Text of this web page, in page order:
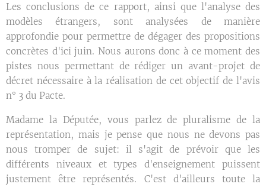
Les conclusions de ce rapport, ainsi que l'analyse des
modèles étrangers, sont analysées de manière
approfondie pour permettre de dégager des propositions
concrètes d'ici juin. Nous aurons donc à ce moment des
pistes nous permettant de rédiger un avant-projet de
décret nécessaire à la réalisation de cet objectif de l'avis
n° 3 du Pacte.
Madame la Députée, vous parlez de pluralisme de la
représentation, mais je pense que nous ne devons pas
nous tromper de sujet: il s'agit de prévoir que les
différents niveaux et types d'enseignement puissent
justement être représentés. C'est d'ailleurs toute la